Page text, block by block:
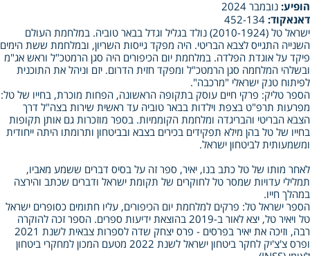
הופיע: נובמבר 2024
דאנאקוד:
ישראל טל (2010-1924) נולד בגליל וגדל בבאר טוביה. במלחמת העולם
השנייה התגייס לצבא הבריטי. היה מפקד גייסות השריון, ובמלחמת ששת הימים
פיקד על אוגדת הפלדה. במלחמת יום הכיפורים היה סגן הרמטכ"ל וראש אג"מ
ובשלהי המלחמה סגן הרמטכ"ל ומפקד חזית הדרום. יזם וניהל את התוכנית
לפיתוח טנק ישראלי "מרכבה".
הספר טליק: פרקי חיים עוסק בתקופה הראשונה, הפחות מוכרת, בחייו של טל:
מפרעות תרפ"ט בצפת וילדות בבאר טוביה עד ראשית שירות בצה"ל דרך
הצבא הבריטי והבריגדה ומלחמת הקוממיות. בספר מוזכרות גם אותן תקופות
בחייו של טל בהן מילא תפקידים בכירים בצבא ובביטחון ותרומתו היתה ייחודית
ומשמעותית לביטחון ישראל.
לאחר מותו של טל כתב בנו, יאיר, ספר זה על בסיס דברים ששמע מאביו,
תמלילי עדויות שמסר טל לחוקרים של תקומת ישראל ודברים שכתב והירצה
במהלך חייו.
הספר ישראל טל: פרקים למלחמת יום הכיפורים, עליו חתומים כסופרים ישראל
טל ויאיר טל, יצא לאור ב‑2019 בהוצאת ידיעות ספרים. הספר זכה להוקרה
רבה, וזיכה את יאיר בפרסים ‑ פרס יצחק שדה לספרות צבאית לשנת 2021
ופרס צ'צ'יק לחקר ביטחון ישראל לשנת 2022 מטעם המכון למחקרי ביטחון